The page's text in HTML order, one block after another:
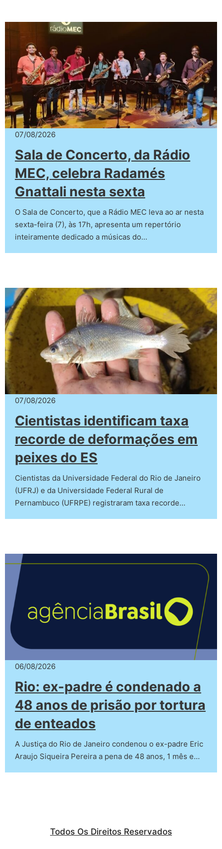
07/08/2026
Sala de Concerto, da Rádio
MEC, celebra Radamés
Gnattali nesta sexta
O Sala de Concerto, que a Rádio MEC leva ao ar nesta
sexta-feira (7), às 17h, apresenta um repertório
inteiramente dedicado a músicas do…
07/08/2026
Cientistas identificam taxa
recorde de deformações em
peixes do ES
Cientistas da Universidade Federal do Rio de Janeiro
(UFRJ) e da Universidade Federal Rural de
Pernambuco (UFRPE) registraram taxa recorde…
06/08/2026
Rio: ex-padre é condenado a
48 anos de prisão por tortura
de enteados
A Justiça do Rio de Janeiro condenou o ex-padre Eric
Araujo Siqueira Pereira a pena de 48 anos, 1 mês e…
Todos Os Direitos Reservados